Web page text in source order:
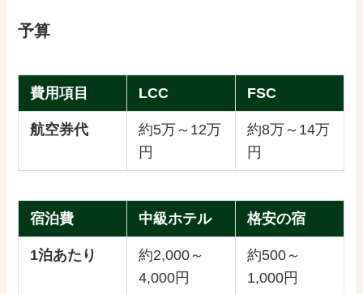
予算
費用項目 LCC FSC
航空券代
約5万～12万
円
約8万～14万
円
宿泊費 中級ホテル 格安の宿
1泊あたり
約2,000～
4,000円
約500～
1,000円